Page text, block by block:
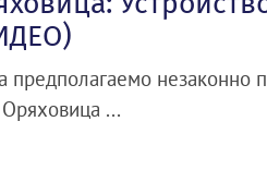
предполагаемо незаконно
...